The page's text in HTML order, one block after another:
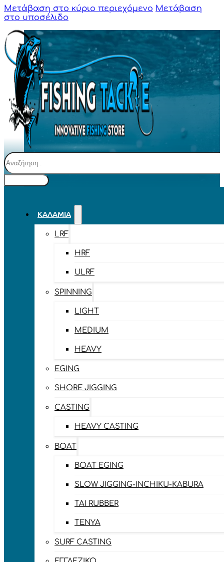
Μετάβαση στο κύριο περιεχόμενο Μετάβαση
στο υποσέλιδο
Αναζήτηση
ΚΑΛΆΜΙΑ
LRF
HRF
ULRF
SPINNING
LIGHT
MEDIUM
HEAVY
EGING
SHORE JIGGING
CASTING
HEAVY CASTING
BOAT
BOAT EGING
SLOW JIGGING-INCHIKU-KABURA
TAI RUBBER
TENYA
SURF CASTING